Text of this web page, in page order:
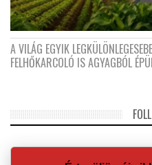
A VILÁG EGYIK
FELHŐKARCOLÓ IS AGYAGBÓL